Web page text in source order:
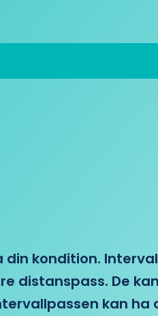
kondition.
distanspass. De
kan ha